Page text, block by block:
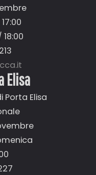
Elisa
Porta Elisa